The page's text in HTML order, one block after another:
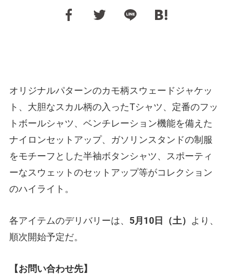
オリジナルパターンのカモ柄スウェードジャケッ
ト、大胆なスカル柄の入ったTシャツ、定番のフッ
トボールシャツ、ベンチレーション機能を備えた
ナイロンセットアップ、ガソリンスタンドの制服
をモチーフとした半袖ボタンシャツ、スポーティ
ーなスウェットのセットアップ等がコレクション
のハイライト。
各アイテムのデリバリーは、 5月10日（土） より、
順次開始予定だ。
【お問い合わせ先】